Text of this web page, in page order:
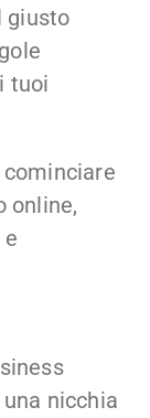
giusto
tuoi
online,
nicchia